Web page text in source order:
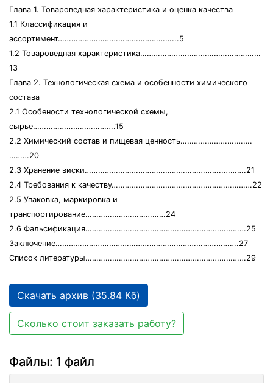
Глава 1. Товароведная характеристика и оценка качества
1.1 Классификация и
ассортимент……………………………………………...5
1.2 Товароведная характеристика………………………………………………
13
Глава 2. Технологическая схема и особенности химического
состава
2.1 Особености технологической схемы,
сырье……………………………….15
2.2 Химический состав и пищевая ценность…………………….…….
………20
2.3 Хранение виски……………………………………………………..……….21
2.4 Требования к качеству………………………………………………………22
2.5 Упаковка, маркировка и
транспортирование………………………………24
2.6 Фальсификация………………………………………………………………25
Заключение……………………………………………………………………….27
Список литературы………………………………………………………………29
Скачать архив (35.84 Кб)
Сколько стоит заказать работу?
Файлы: 1 файл